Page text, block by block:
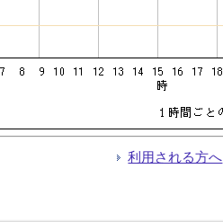
利用される方へ